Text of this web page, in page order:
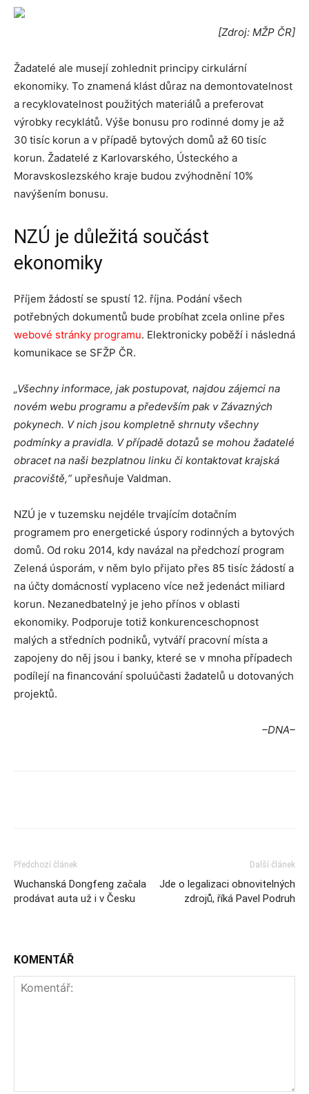
[Zdroj: MŽP ČR]
Žadatelé ale musejí zohlednit principy cirkulární
ekonomiky. To znamená klást důraz na demontovatelnost
a recyklovatelnost použitých materiálů a preferovat
výrobky recyklátů. Výše bonusu pro rodinné domy je až
30 tisíc korun a v případě bytových domů až 60 tisíc
korun. Žadatelé z Karlovarského, Ústeckého a
Moravskoslezského kraje budou zvýhodnění 10%
navýšením bonusu.
NZÚ je důležitá součást
ekonomiky
Příjem žádostí se spustí 12. října. Podání všech
potřebných dokumentů bude probíhat zcela online přes
webové stránky programu. Elektronicky poběží i následná
komunikace se SFŽP ČR.
„Všechny informace, jak postupovat, najdou zájemci na
novém webu programu a především pak v Závazných
pokynech. V nich jsou kompletně shrnuty všechny
podmínky a pravidla. V případě dotazů se mohou žadatelé
obracet na naši bezplatnou linku či kontaktovat krajská
pracoviště,“upřesňuje Valdman.
NZÚ je v tuzemsku nejdéle trvajícím dotačním
programem pro energetické úspory rodinných a bytových
domů. Od roku 2014, kdy navázal na předchozí program
Zelená úsporám, v něm bylo přijato přes 85 tisíc žádostí a
na účty domácností vyplaceno více než jedenáct miliard
korun. Nezanedbatelný je jeho přínos v oblasti
ekonomiky. Podporuje totiž konkurenceschopnost
malých a středních podniků, vytváří pracovní místa a
zapojeny do něj jsou i banky, které se v mnoha případech
podílejí na financování spoluúčasti žadatelů u dotovaných
projektů.
–DNA–
Předchozí článek
Wuchanská Dongfeng začala
prodávat auta už i v Česku
Další článek
Jde o legalizaci obnovitelných
zdrojů, říká Pavel Podruh
KOMENTÁŘ